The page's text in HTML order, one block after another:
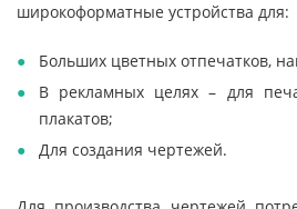
широкоформатные устройства для:
Больших цветных отпечатков,
В рекламных целях – для
плакатов;
Для создания чертежей.